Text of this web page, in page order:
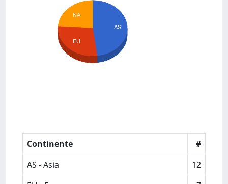
AS
NA
EU
Continente
#
AS - Asia
12